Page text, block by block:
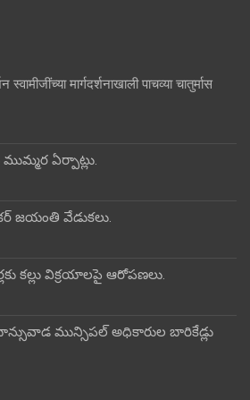
मार्गदर्शनाखाली पाचव्या चातुर्मास
ఏర్పాట్లు.
జయంతి వేడుకలు.
కల్లు విక్రయాలపై ఆరోపణలు.
బాన్సువాడ మున్సిపల్ అధికారుల బారికేడ్లు